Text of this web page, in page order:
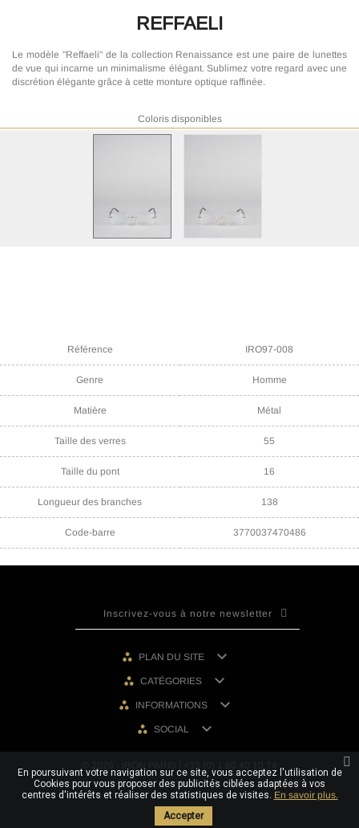
REFFAELI
Le modèle "Reffaeli" de la collection Renaissance est une paire de lunettes
de vue qui incarne un minimalisme élégant. Sublimez votre regard avec une
discrétion élégante grâce à cette monture optique raffinée.
Coloris disponibles
Référence IRO97-008
Genre Homme
Matière Métal
Taille des verres 55
Taille du pont 16
Longueur des branches 138
Code-barre 3770037470486
PLAN DU SITE 
CATÉGORIES 
INFORMATIONS 
SOCIAL 
En poursuivant votre navigation sur ce site, vous acceptez l'utilisation de
Cookies pour vous proposer des publicités ciblées adaptées à vos
centres d'intérêts et réaliser des statistiques de visites. En savoir plus.
Accepter